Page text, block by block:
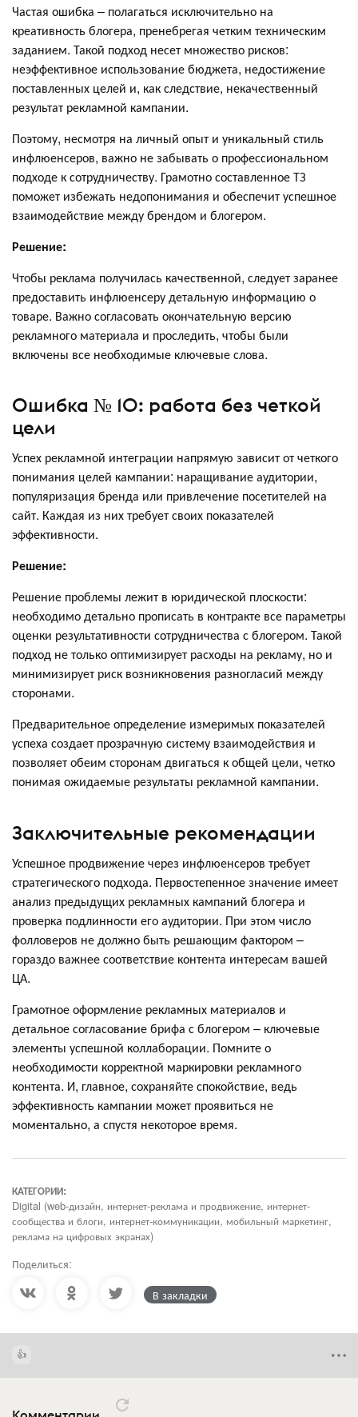
Частая ошибка – полагаться исключительно на
креативность блогера, пренебрегая четким техническим
заданием. Такой подход несет множество рисков:
неэффективное использование бюджета, недостижение
поставленных целей и, как следствие, некачественный
результат рекламной кампании.
Поэтому, несмотря на личный опыт и уникальный стиль
инфлюенсеров, важно не забывать о профессиональном
подходе к сотрудничеству. Грамотно составленное ТЗ
поможет избежать недопонимания и обеспечит успешное
взаимодействие между брендом и блогером.
Решение:
Чтобы реклама получилась качественной, следует заранее
предоставить инфлюенсеру детальную информацию о
товаре. Важно согласовать окончательную версию
рекламного материала и проследить, чтобы были
включены все необходимые ключевые слова.
Ошибка № 10: работа без четкой
цели
Успех рекламной интеграции напрямую зависит от четкого
понимания целей кампании: наращивание аудитории,
популяризация бренда или привлечение посетителей на
сайт. Каждая из них требует своих показателей
эффективности.
Решение:
Решение проблемы лежит в юридической плоскости:
необходимо детально прописать в контракте все параметры
оценки результативности сотрудничества с блогером. Такой
подход не только оптимизирует расходы на рекламу, но и
минимизирует риск возникновения разногласий между
сторонами.
Предварительное определение измеримых показателей
успеха создает прозрачную систему взаимодействия и
позволяет обеим сторонам двигаться к общей цели, четко
понимая ожидаемые результаты рекламной кампании.
Заключительные рекомендации
Успешное продвижение через инфлюенсеров требует
стратегического подхода. Первостепенное значение имеет
анализ предыдущих рекламных кампаний блогера и
проверка подлинности его аудитории. При этом число
фолловеров не должно быть решающим фактором –
гораздо важнее соответствие контента интересам вашей
ЦА.
Грамотное оформление рекламных материалов и
детальное согласование брифа с блогером – ключевые
элементы успешной коллаборации. Помните о
необходимости корректной маркировки рекламного
контента. И, главное, сохраняйте спокойствие, ведь
эффективность кампании может проявиться не
моментально, а спустя некоторое время.
КАТЕГОРИИ:
Digital (web-дизайн, интернет-реклама и продвижение, интернет-
сообщества и блоги, интернет-коммуникации, мобильный маркетинг,
реклама на цифровых экранах)
Поделиться:
В закладки